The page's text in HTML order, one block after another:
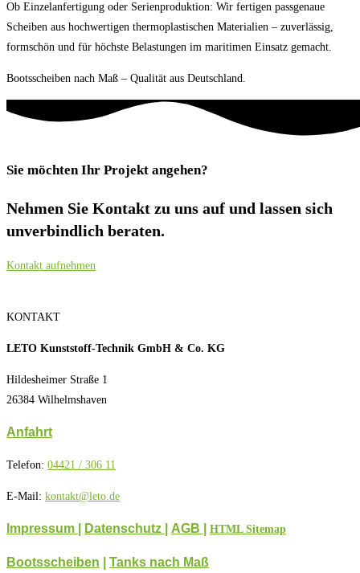
Ob Einzelanfertigung oder Serienproduktion: Wir fertigen passgenaue
Scheiben aus hochwertigen thermoplastischen Materialien – zuverlässig,
formschön und für höchste Belastungen im maritimen Einsatz gemacht.
Bootsscheiben nach Maß – Qualität aus Deutschland.
Sie möchten Ihr Projekt angehen?
Nehmen Sie Kontakt zu uns auf und lassen sich
unverbindlich beraten.
Kontakt aufnehmen
KONTAKT
LETO Kunststoff-Technik GmbH & Co. KG
Hildesheimer Straße 1
26384 Wilhelmshaven
Anfahrt
Telefon: 04421 / 306 11
E-Mail: kontakt@leto.de
Impressum | Datenschutz AGB HTML Sitemap
Bootsscheiben Tanks nach Maß